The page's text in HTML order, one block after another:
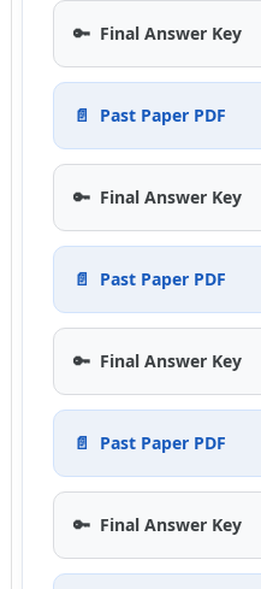
🔑 Final Answer Key
📄 Past Paper PDF
🔑 Final Answer Key
📄 Past Paper PDF
🔑 Final Answer Key
📄 Past Paper PDF
🔑 Final Answer Key